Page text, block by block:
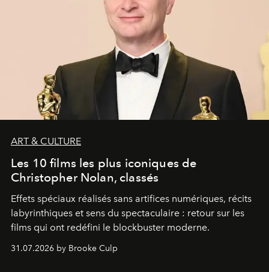
ART & CULTURE
Les 10 films les plus iconiques de
Christopher Nolan, classés
Effets spéciaux réalisés sans artifices numériques, récits
labyrinthiques et sens du spectaculaire : retour sur les
films qui ont redéfini le blockbuster moderne.
31.07.2026 by Brooke Culp